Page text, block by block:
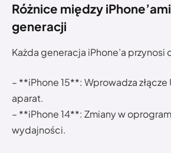
Różnice między
generacji
Każda generacja iPhone’a przynosi
– **iPhone 15**: Wprowadza
aparat.
– **iPhone 14**: Zmiany w
wydajności.